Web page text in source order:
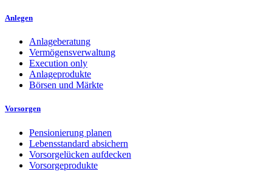
Anlegen
Anlageberatung
Vermögensverwaltung
Execution only
Anlageprodukte
Börsen und Märkte
Vorsorgen
Pensionierung planen
Lebensstandard absichern
Vorsorgelücken aufdecken
Vorsorgeprodukte